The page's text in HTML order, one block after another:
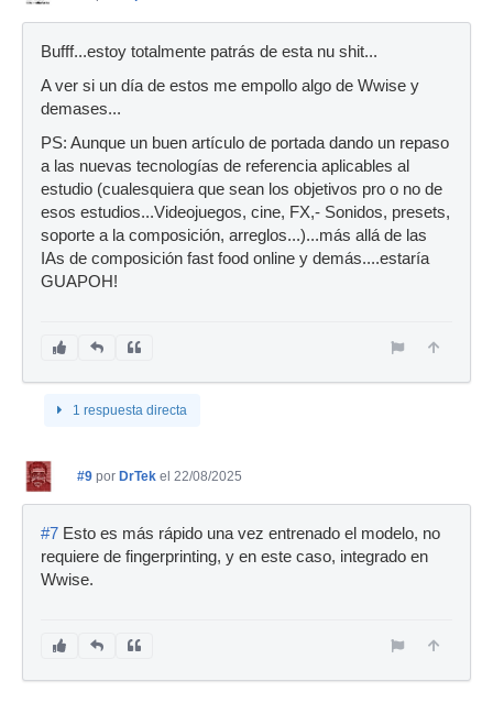
Bufff...estoy totalmente patrás de esta nu shit...
A ver si un día de estos me empollo algo de Wwise y
demases...
PS: Aunque un buen artículo de portada dando un repaso
a las nuevas tecnologías de referencia aplicables al
estudio (cualesquiera que sean los objetivos pro o no de
esos estudios...Videojuegos, cine, FX,- Sonidos, presets,
soporte a la composición, arreglos...)...más allá de las
IAs de composición fast food online y demás....estaría
GUAPOH!
1 respuesta directa
#9 por DrTek el 22/08/2025
#7 Esto es más rápido una vez entrenado el modelo, no
requiere de fingerprinting, y en este caso, integrado en
Wwise.